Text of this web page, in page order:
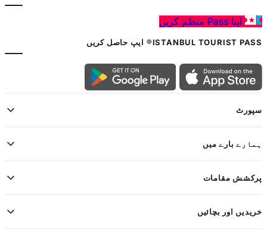
اپنا Pass منظم کریں
ISTANBUL TOURIST PASS® ایپ حاصل کریں
سپورٹ
ہمارے بارے میں
پرکشش مقامات
خریدیں اور بچائیں